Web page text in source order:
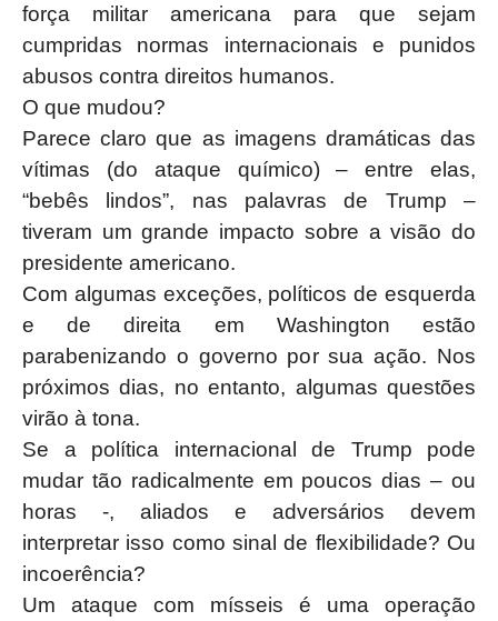
força militar americana para que sejam
cumpridas normas internacionais e punidos
abusos contra direitos humanos.
O que mudou?
Parece claro que as imagens dramáticas das
vítimas (do ataque químico) – entre elas,
“bebês lindos”, nas palavras de Trump –
tiveram um grande impacto sobre a visão do
presidente americano.
Com algumas exceções, políticos de esquerda
e de direita em Washington estão
parabenizando o governo por sua ação. Nos
próximos dias, no entanto, algumas questões
virão à tona.
Se a política internacional de Trump pode
mudar tão radicalmente em poucos dias – ou
horas -, aliados e adversários devem
interpretar isso como sinal de flexibilidade? Ou
incoerência?
Um ataque com mísseis é uma operação